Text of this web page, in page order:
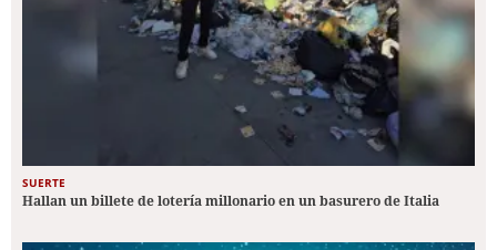
SUERTE
Hallan un billete de lotería millonario en un basurero de Italia